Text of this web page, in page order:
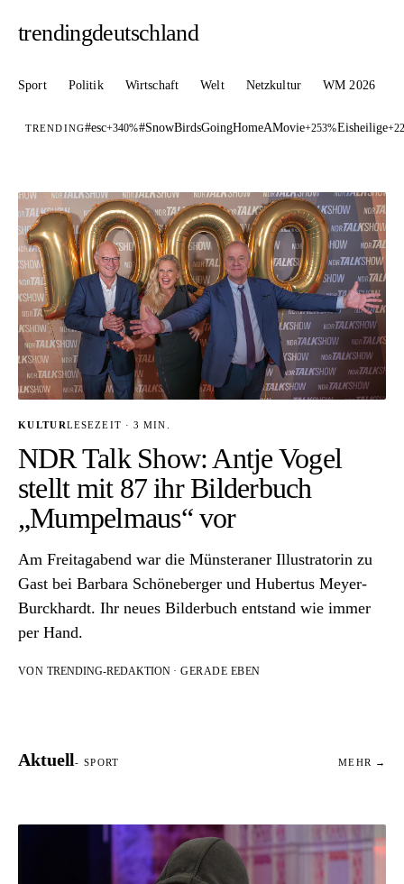
trendingdeutschland
Sport Politik Wirtschaft Welt Netzkultur WM 2026
TRENDING#esc+340%#SnowBirdsGoingHomeAMovie+253%Eisheilige
KULTURLESEZEIT · 3 MIN.
NDR Talk Show: Antje Vogel
stellt mit 87 ihr Bilderbuch
„Mumpelmaus“ vor
Am Freitagabend war die Münsteraner Illustratorin zu
Gast bei Barbara Schöneberger und Hubertus Meyer-
Burckhardt. Ihr neues Bilderbuch entstand wie immer
per Hand.
VON TRENDING-REDAKTION· GERADE EBEN
Aktuell- SPORT MEHR →